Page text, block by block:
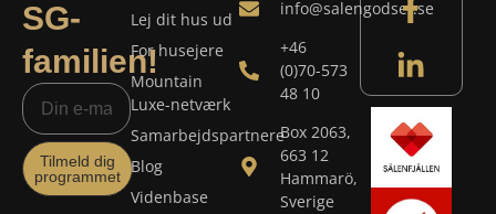
SG-
familien!
Tilmeld dig
programmet
Lej dit hus ud
For husejere
Mountain
Luxe-netværk
Samarbejdspartnere
Blog
Videnbase
info@salengodset.se
+46
(0)70-573
48 10
Box 2063,
663 12
Hammarö,
Sverige